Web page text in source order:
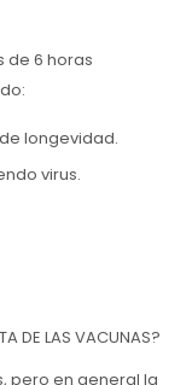
de 6 horas
longevidad.
virus.
DE LAS VACUNAS?
pero en general la